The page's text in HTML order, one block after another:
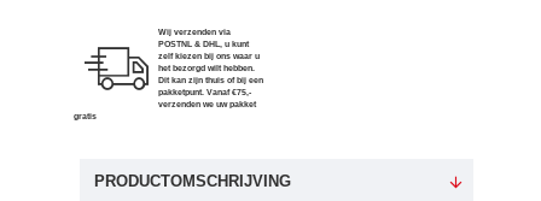
Wij verzenden via
POSTNL & DHL, u kunt
zelf kiezen bij ons waar u
het bezorgd wilt hebben.
Dit kan zijn thuis of bij een
pakketpunt. Vanaf €75,-
verzenden we uw pakket
gratis
PRODUCTOMSCHRIJVING